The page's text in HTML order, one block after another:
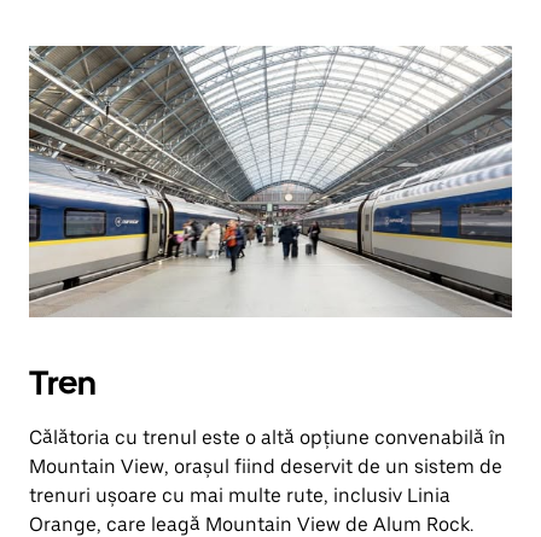
Tren
Călătoria cu trenul este o altă opțiune convenabilă în
Mountain View, orașul fiind deservit de un sistem de
trenuri ușoare cu mai multe rute, inclusiv Linia
Orange, care leagă Mountain View de Alum Rock.